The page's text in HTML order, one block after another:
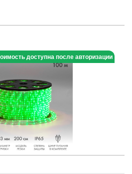
доступна после авторизации